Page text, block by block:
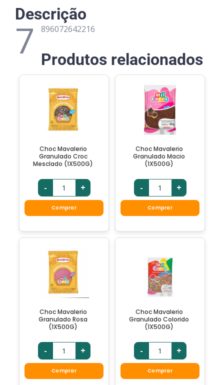
Descrição
7 896072642216
Produtos relacionados
Choc Mavalerio
Granulado Croc
Mesclado (1X500G)
- +
Comprar
Choc Mavalerio
Granulado Macio
(1X500G)
- +
Comprar
Choc Mavalerio
Granulado Rosa
(1X500G)
- +
Comprar
Choc Mavalerio
Granulado Colorido
(1X500G)
- +
Comprar